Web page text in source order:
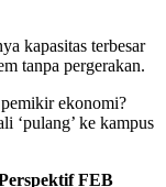
kapasitas terbesar
tanpa pergerakan.
ekonomi?
‘pulang’ ke kampus
FEB